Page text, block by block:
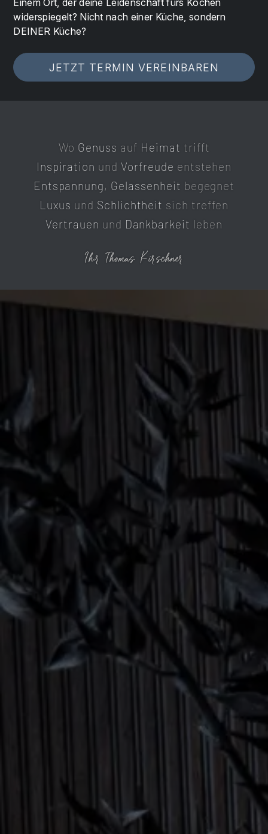
widerspiegelt? Nicht nach einer Küche, sondern
DEINER Küche?
JETZT TERMIN VEREINBAREN
Wo Genuss auf Heimat trifft
Inspiration und Vorfreude entstehen
Entspannung , Gelassenheit begegnet
Luxus und Schlichtheit sich treffen
Vertrauen und Dankbarkeit leben
Ihr Thomas Kirschner